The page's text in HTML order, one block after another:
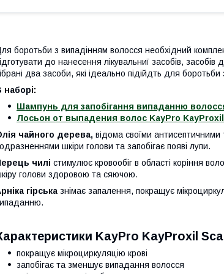
боротьби з випадінням волосся необхідний
до нанесення лікувальниї засобів,
два засоби, які ідеально підійдть для
наборі:
Шампунь для запобігання випаданню
Лосьон от выпадения волос KayPro
чайного дерева, відома своїми
шкіри голови та запобігає появі лупи.
чилі стимулює кровообіг в області коріння
голови здоровою та сяючою.
гірська знімає запалення, покращує
KayPro KayProxil
покращує мікроциркуляцію крові
запобігає та зменшує випадання волосся